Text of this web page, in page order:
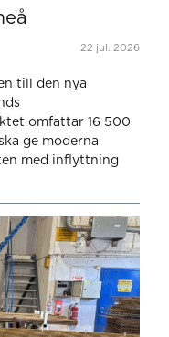
22 jul. 2026
till den nya
omfattar 16 500
ge moderna
med inflyttning